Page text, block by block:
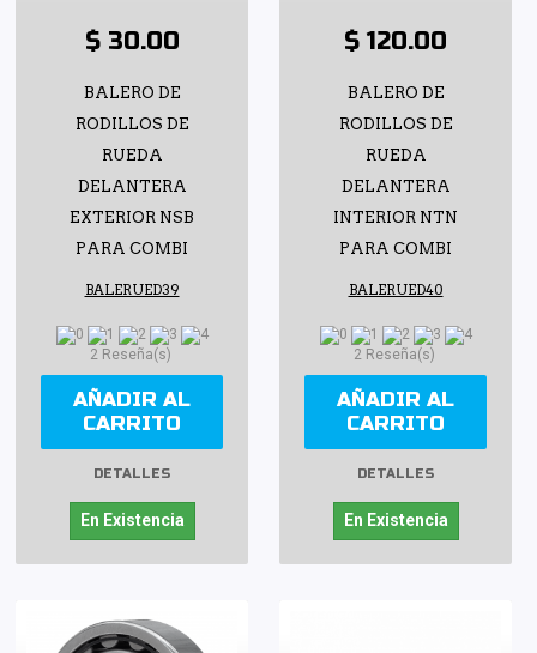
$ 30.00
BALERO DE
RODILLOS DE
RUEDA
DELANTERA
EXTERIOR NSB
PARA COMBI
BALERUED39
2 Reseña(s)
AÑADIR AL
CARRITO
DETALLES
En Existencia
$ 120.00
BALERO DE
RODILLOS DE
RUEDA
DELANTERA
INTERIOR NTN
PARA COMBI
BALERUED40
2 Reseña(s)
AÑADIR AL
CARRITO
DETALLES
En Existencia